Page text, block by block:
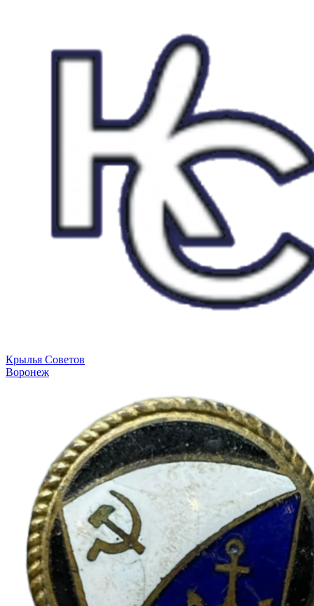
Крылья Советов
Воронеж